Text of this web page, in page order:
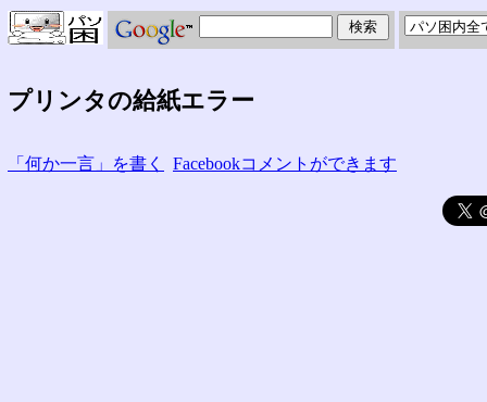
プリンタの給紙エラー
「何か一言」を書く Facebookコメントができます